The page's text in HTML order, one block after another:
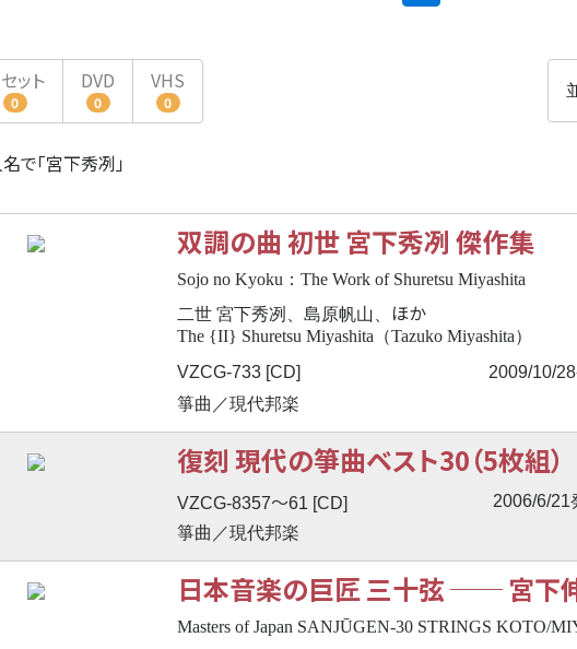
ット
0
DVD
0
VHS
0
で「宮下秀冽」
双調の曲 初世 宮下秀冽 傑作集
Sojo no Kyoku：The Work of Shuretsu Miyashita
二世 宮下秀冽、島原帆山、 ほか
The {II} Shuretsu Miyashita（Tazuko Miyashita）
VZCG-733 [CD]
2009/10/
箏曲／現代邦楽
復刻 現代の箏曲ベスト30（5枚組）
VZCG-8357〜61 [CD] 2006/6/21
箏曲／現代邦楽
日本音楽の巨匠 三十弦── 宮下
Masters of Japan SANJŪGEN-30 STRINGS KOTO/